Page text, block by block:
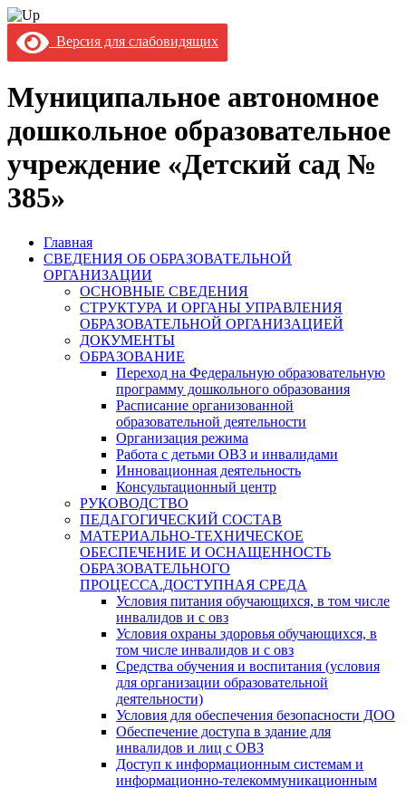
Версия для слабовидящих
Муниципальное автономное
дошкольное образовательное
учреждение «Детский сад №
385»
Главная
СВЕДЕНИЯ ОБ ОБРАЗОВАТЕЛЬНОЙ
ОРГАНИЗАЦИИ
ОСНОВНЫЕ СВЕДЕНИЯ
СТРУКТУРА И ОРГАНЫ УПРАВЛЕНИЯ
ОБРАЗОВАТЕЛЬНОЙ ОРГАНИЗАЦИЕЙ
ДОКУМЕНТЫ
ОБРАЗОВАНИЕ
Переход на Федеральную образовательную
программу дошкольного образования
Расписание организованной
образовательной деятельности
Организация режима
Работа с детьми ОВЗ и инвалидами
Инновационная деятельность
Консультационный центр
РУКОВОДСТВО
ПЕДАГОГИЧЕСКИЙ СОСТАВ
МАТЕРИАЛЬНО-ТЕХНИЧЕСКОЕ
ОБЕСПЕЧЕНИЕ И ОСНАЩЕННОСТЬ
ОБРАЗОВАТЕЛЬНОГО
ПРОЦЕССА.ДОСТУПНАЯ СРЕДА
Условия питания обучающихся, в том числе
инвалидов и с овз
Условия охраны здоровья обучающихся, в
том числе инвалидов и с овз
Средства обучения и воспитания (условия
для организации образовательной
деятельности)
Условия для обеспечения безопасности ДОО
Обеспечение доступа в здание для
инвалидов и лиц с ОВЗ
Доступ к информационным системам и
информационно-телекоммуникационным